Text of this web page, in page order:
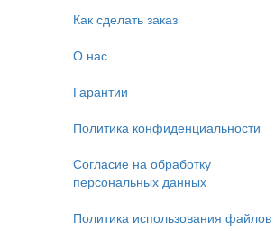
Как сделать заказ
О нас
Гарантии
Политика конфиденциальности
Согласие на обработку
персональных данных
Политика использования файлов